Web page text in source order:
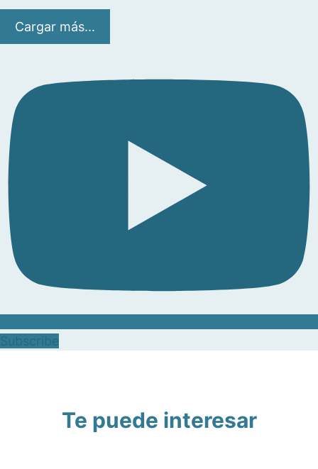
Cargar más...
Te puede interesar